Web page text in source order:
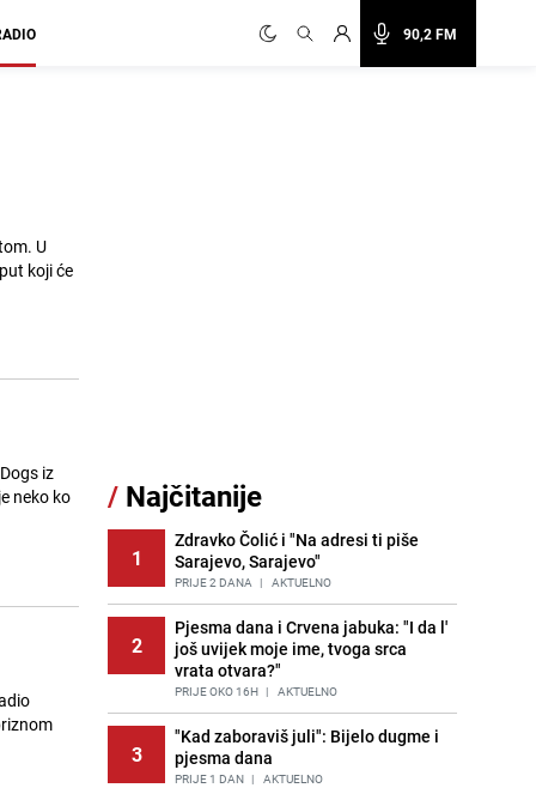
90,2 FM
U
koji će
iz
neko ko
/ Najčitanije
1
Zdravko Čolić i "Na adresi ti piše
Sarajevo, Sarajevo"
PRIJE 2 DANA | AKTUELNO
2
Pjesma dana i Crvena jabuka: "I da l'
još uvijek moje ime, tvoga srca
vrata otvara?"
PRIJE OKO 16H | AKTUELNO
3
"Kad zaboraviš juli": Bijelo dugme i
pjesma dana
PRIJE 1 DAN | AKTUELNO